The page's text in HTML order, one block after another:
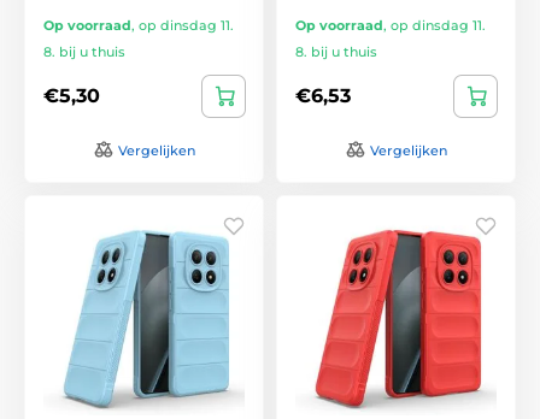
Op voorraad, op dinsdag 11.
8. bij u thuis
€5,30
Vergelijken
Op voorraad, op dinsdag 11.
8. bij u thuis
€6,53
Vergelijken